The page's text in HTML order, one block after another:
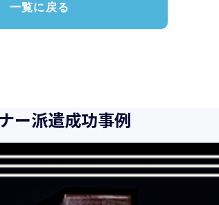
一覧に戻る
ー派遣成功事例